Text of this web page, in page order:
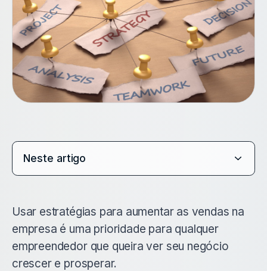
Neste artigo
Usar estratégias para aumentar as vendas na
empresa é uma prioridade para qualquer
empreendedor que queira ver seu negócio
crescer e prosperar.